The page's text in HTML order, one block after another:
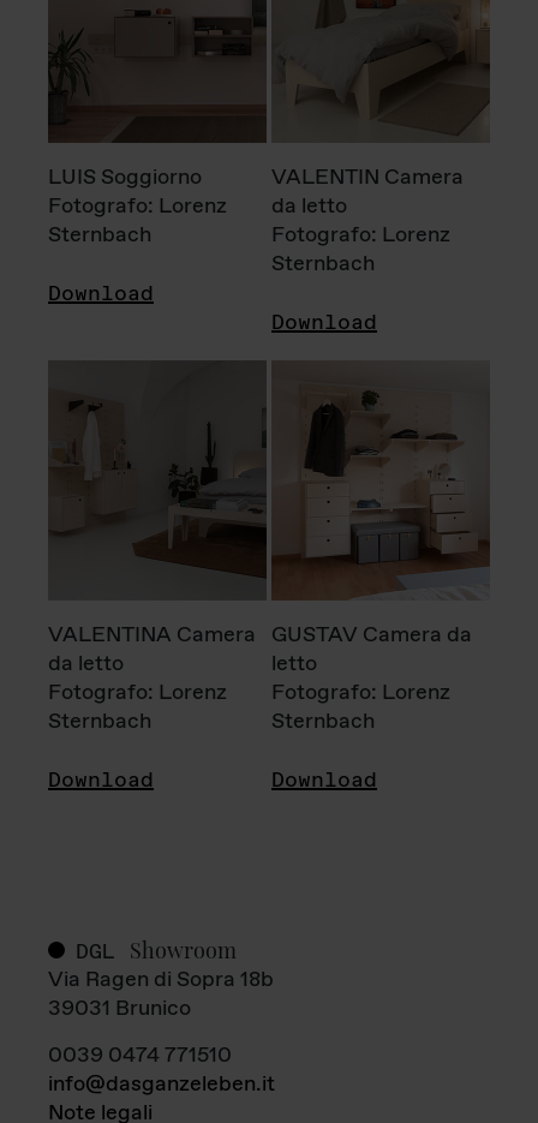
LUIS Soggiorno
Fotografo: Lorenz
Sternbach
Download
VALENTIN Camera
da letto
Fotografo: Lorenz
Sternbach
Download
VALENTINA Camera
da letto
Fotografo: Lorenz
Sternbach
Download
GUSTAV Camera da
letto
Fotografo: Lorenz
Sternbach
Download
DGL Showroom
Via Ragen di Sopra 18b
39031 Brunico
0039 0474 771510
info@dasganzeleben.it
Note legali